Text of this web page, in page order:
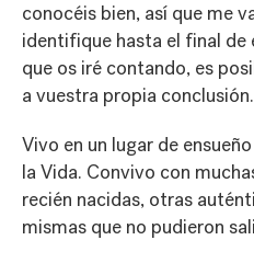
conocéis bien, así que me
identifique hasta el final de
que os iré contando, es
a vuestra propia conclusión.
Vivo en un lugar de
la Vida. Convivo con
recién nacidas, otras
mismas que no pudieron